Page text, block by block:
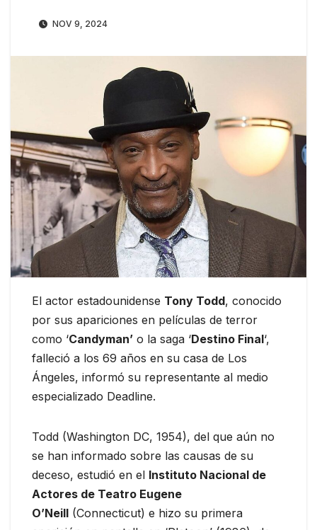
NOV 9, 2024
El actor estadounidense Tony Todd, conocido
por sus apariciones en películas de terror
como ‘Candyman’ o la saga ‘Destino Final‘,
falleció a los 69 años en su casa de Los
Ángeles, informó su representante al medio
especializado Deadline.
Todd (Washington DC, 1954), del que aún no
se han informado sobre las causas de su
deceso, estudió en el Instituto Nacional de
Actores de Teatro Eugene
O’Neill (Connecticut) e hizo su primera